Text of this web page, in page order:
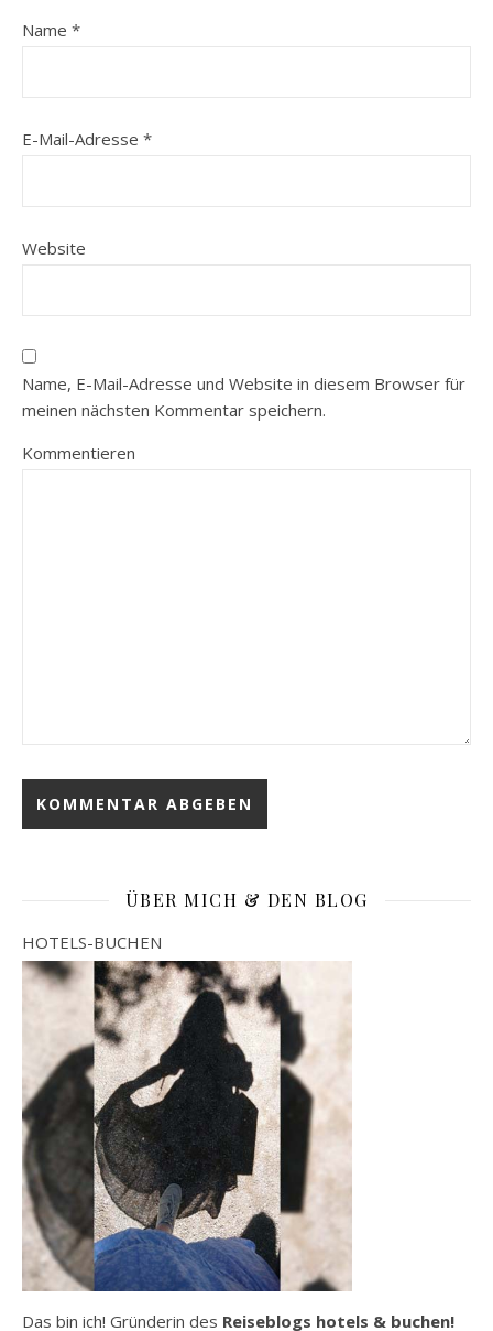
Name *
E-Mail-Adresse *
Website
Name, E-Mail-Adresse und Website in diesem Browser für
meinen nächsten Kommentar speichern.
Kommentieren
ÜBER MICH & DEN BLOG
HOTELS-BUCHEN
Das bin ich! Gründerin des Reiseblogs hotels & buchen!